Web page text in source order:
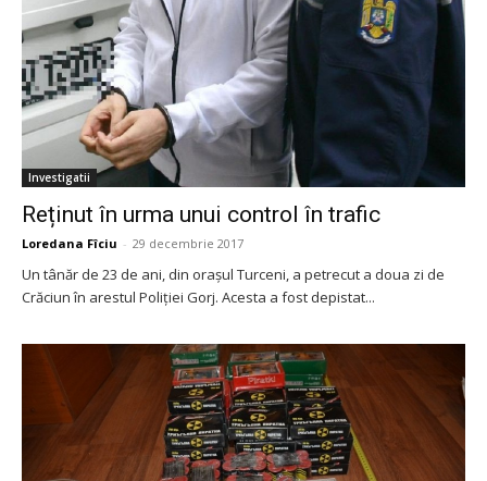
Investigatii
Reținut în urma unui control în trafic
Loredana Fîciu - 29 decembrie 2017
Un tânăr de 23 de ani, din orașul Turceni, a petrecut a doua zi de
Crăciun în arestul Poliției Gorj. Acesta a fost depistat...